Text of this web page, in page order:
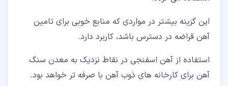
این گزینه بیشتر در مواردی که منابع خوبی برای تامین
آهن قراضه در دسترس باشد، کاربرد دارد.
استفاده از آهن اسفنجی در نقاط نزدیک به معدن سنگ
آهن برای کارخانه های ذوب آهن با صرفه تر خواهد بود.